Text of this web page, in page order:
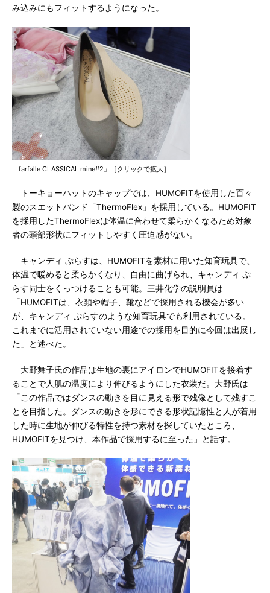
み込みにもフィットするようになった。
「farfalle CLASSICAL mine#2」［クリックで拡大］
トーキョーハットのキャップでは、HUMOFITを使用した百々
製のスエットバンド「ThermoFlex」を採用している。HUMOFIT
を採用したThermoFlexは体温に合わせて柔らかくなるため対象
者の頭部形状にフィットしやすく圧迫感がない。
キャンディ ぷらすは、HUMOFITを素材に用いた知育玩具で、
体温で暖めると柔らかくなり、自由に曲げられ、キャンディ ぷ
らす同士をくっつけることも可能。三井化学の説明員は
「HUMOFITは、衣類や帽子、靴などで採用される機会が多い
が、キャンディ ぷらすのような知育玩具でも利用されている。
これまでに活用されていない用途での採用を目的に今回は出展し
た」と述べた。
大野舞子氏の作品は生地の裏にアイロンでHUMOFITを接着す
ることで人肌の温度により伸びるようにした衣装だ。大野氏は
「この作品ではダンスの動きを目に見える形で残像として残すこ
とを目指した。ダンスの動きを形にできる形状記憶性と人が着用
した時に生地が伸びる特性を持つ素材を探していたところ、
HUMOFITを見つけ、本作品で採用するに至った」と話す。